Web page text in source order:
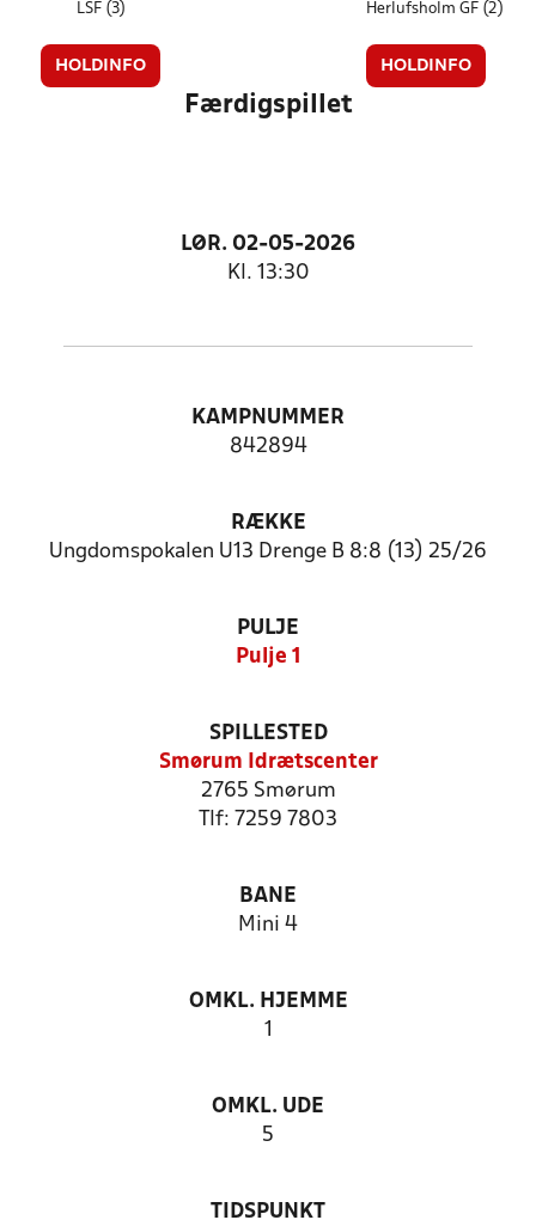
LSF (3)
HOLDINFO
Herlufsholm GF (2)
HOLDINFO
Færdigspillet
LØR. 02-05-2026
Kl. 13:30
KAMPNUMMER
842894
RÆKKE
Ungdomspokalen U13 Drenge B 8:8 (13) 25/26
PULJE
Pulje 1
SPILLESTED
Smørum Idrætscenter
2765 Smørum
Tlf: 7259 7803
BANE
Mini 4
OMKL. HJEMME
1
OMKL. UDE
5
TIDSPUNKT